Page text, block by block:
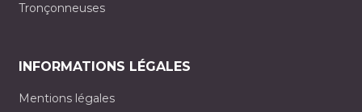
Tronçonneuses
INFORMATIONS LÉGALES
Mentions légales